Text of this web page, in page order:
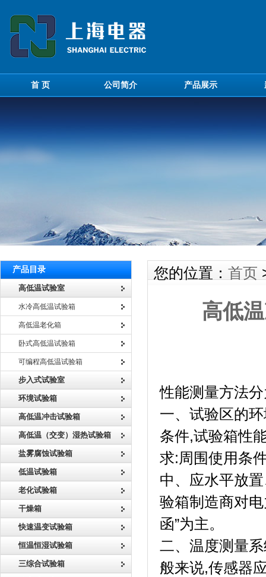
首 页 公司简介 产品展示
产品目录
高低温试验室
水冷高低温试验箱
高低温老化箱
卧式高低温试验箱
可编程高低温试验箱
步入式试验室
环境试验箱
高低温冲击试验箱
高低温（交变）湿热试验箱
盐雾腐蚀试验箱
低温试验箱
老化试验箱
干燥箱
快速温变试验箱
恒温恒湿试验箱
三综合试验箱
您的位置： 首页
高低
性能测量方法
一、试验区的
条件,试验箱性
求:周围使用条
中、应水平放
验箱制造商对
函”为主。
二、温度测量
般来说,传感器